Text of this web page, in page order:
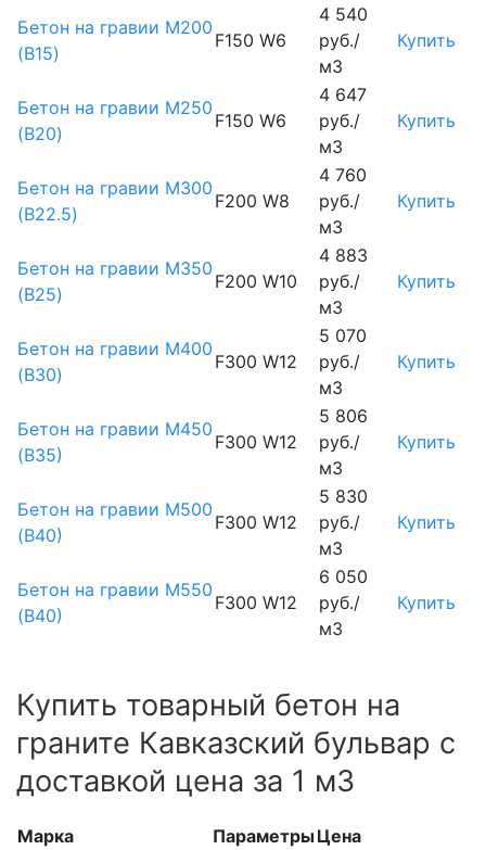
Бетон на гравии М200
(B15)
F150 W6
4 540
руб./
м3
Купить
Бетон на гравии М250
(B20)
F150 W6
4 647
руб./
м3
Купить
Бетон на гравии М300
(B22.5)
F200 W8
4 760
руб./
м3
Купить
Бетон на гравии М350
(B25)
F200 W10
4 883
руб./
м3
Купить
Бетон на гравии М400
(B30)
F300 W12
5 070
руб./
м3
Купить
Бетон на гравии М450
(В35)
F300 W12
5 806
руб./
м3
Купить
Бетон на гравии М500
(В40)
F300 W12
5 830
руб./
м3
Купить
Бетон на гравии М550
(В40)
F300 W12
6 050
руб./
м3
Купить
Купить товарный бетон на
граните Кавказский бульвар с
доставкой цена за 1 м3
Марка ПараметрыЦена